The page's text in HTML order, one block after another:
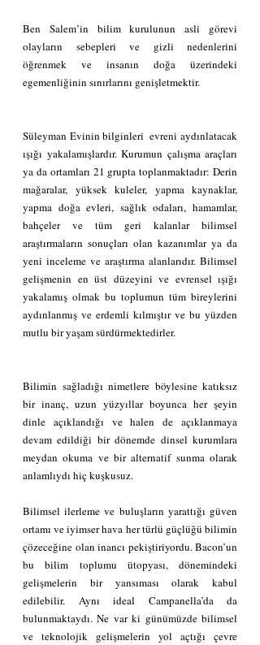
Ben Salem’in bilim kurulunun asli görevi
olayların sebepleri ve gizli nedenlerini
öğrenmek ve insanın doğa üzerindeki
egemenliğinin sınırlarını genişletmektir.
Süleyman Evinin bilginleri  evreni aydınlatacak
ışığı yakalamışlardır. Kurumun çalışma araçları
ya da ortamları 21 grupta toplanmaktadır: Derin
mağaralar, yüksek kuleler, yapma kaynaklar,
yapma doğa evleri, sağlık odaları, hamamlar,
bahçeler ve tüm geri kalanlar bilimsel
araştırmaların sonuçları olan kazanımlar ya da
yeni inceleme ve araştırma alanlarıdır. Bilimsel
gelişmenin en üst düzeyini ve evrensel ışığı
yakalamış olmak bu toplumun tüm bireylerini
aydınlanmış ve erdemli kılmıştır ve bu yüzden
mutlu bir yaşam sürdürmektedirler.
Bilimin sağladığı nimetlere böylesine katıksız
bir inanç, uzun yüzyıllar boyunca her şeyin
dinle açıklandığı ve halen de açıklanmaya
devam edildiği bir dönemde dinsel kurumlara
meydan okuma ve bir alternatif sunma olarak
anlamlıydı hiç kuşkusuz.
Bilimsel ilerleme ve buluşların yarattığı güven
ortamı ve iyimser hava her türlü güçlüğü bilimin
çözeceğine olan inancı pekiştiriyordu. Bacon’un
bu bilim toplumu ütopyası, dönemindeki
gelişmelerin bir yansıması olarak kabul
edilebilir. Aynı ideal Campanella’da da
bulunmaktaydı. Ne var ki günümüzde bilimsel
ve teknolojik gelişmelerin yol açtığı çevre